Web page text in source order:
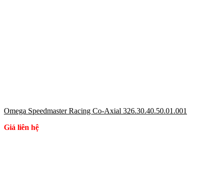
Omega Speedmaster Racing Co-Axial 326.30.40.50.01.001
Giá liên hệ